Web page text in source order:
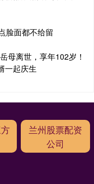
脸面都不给留
母离世，享年102岁！
一起庆生
兰州股票配资
公司